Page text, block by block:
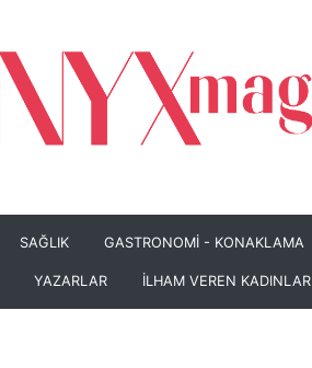
SAĞLIK GASTRONOMİ - KONAKLAMA
YAZARLAR İLHAM VEREN KADINLAR